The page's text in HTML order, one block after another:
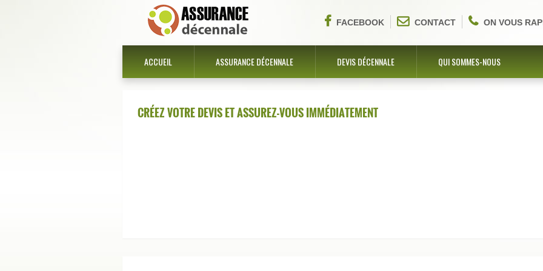
FACEBOOK CONTACT ON VOUS
ACCUEIL ASSURANCE DÉCENNALE DEVIS DÉCENNALE QUI SOMMES-NOUS
CRÉEZ VOTRE DEVIS ET ASSUREZ-VOUS IMMÉDIATEMENT